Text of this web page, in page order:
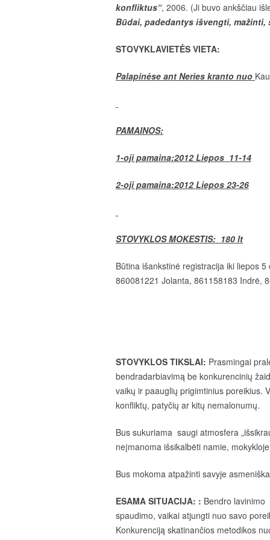
konfliktus“, 2006. (Ji buvo ankščiau
Būdai, padedantys išvengti,
STOVYKLAVIETĖS VIETA:
Palapinėse ant Neries kranto nuo
PAMAINOS:
1-oji pamaina:2012Liepos 11-14
2-oji pamaina:2012 Liepos 23-26
STOVYKLOS MOKESTIS: 180 lt
Būtina išankstinė registracija iki liepos
860081221 Jolanta, 861158183 Indrė,
STOVYKLOS TIKSLAI: Prasmingai
bendradarbiavimą be konkurencinių
vaikų ir paauglių prigimtinius poreikius.
konfliktų, patyčių ar kitų nemalonumų.
Bus sukuriama saugi atmosfera
neįmanoma išsikalbėti namie,
Bus mokoma atpažinti savyje
ESAMA SITUACIJA: : Bendro
spaudimo, vaikai atjungti nuo savo
Konkurenciją skatinančios metodikos